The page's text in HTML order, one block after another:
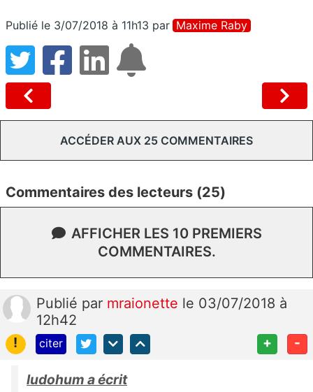
Publié le 3/07/2018 à 11h13 par Maxime Raby
ACCÉDER AUX 25 COMMENTAIRES
Commentaires des lecteurs (25)
AFFICHER LES 10 PREMIERS
COMMENTAIRES.
Publié par mraionette le 03/07/2018 à
12h42
!
citer + -
ludohum a écrit